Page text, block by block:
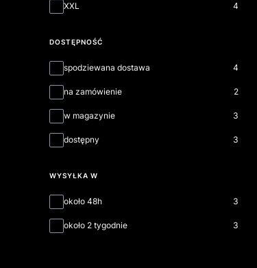
XXL 4
DOSTĘPNOŚĆ
Dostępność
spodziewana dostawa 4
na zamówienie 2
w magazynie 3
dostępny 3
WYSYŁKA W
Wysyłka w
około 48h 3
około 2 tygodnie 3